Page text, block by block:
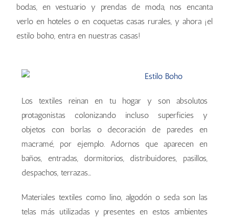
bodas, en vestuario y prendas de moda, nos encanta
verlo en hoteles o en coquetas casas rurales, y ahora ¡el
estilo boho, entra en nuestras casas!
Los textiles reinan en tu hogar y son absolutos
protagonistas colonizando incluso superficies y
objetos con borlas o decoración de paredes en
macramé, por ejemplo. Adornos que aparecen en
baños, entradas, dormitorios, distribuidores, pasillos,
despachos, terrazas…
Materiales textiles como lino, algodón o seda son las
telas más utilizadas y presentes en estos ambientes